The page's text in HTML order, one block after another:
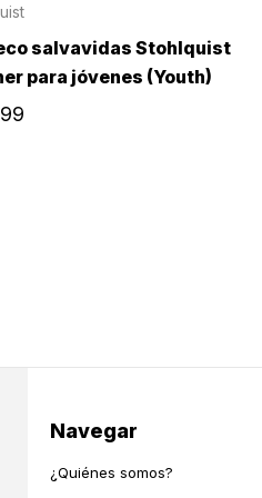
salvavidas Stohlquist
para jóvenes (Youth)
Navegar
¿Quiénes somos?